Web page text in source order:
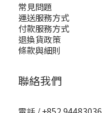
常見問題
運送服務方式
付款服務方式
退換貨政策
條款與細則
聯絡我們